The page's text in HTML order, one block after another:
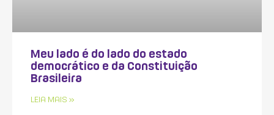
Meu lado é do lado do estado
democrático e da Constituição
Brasileira
LEIA MAIS »